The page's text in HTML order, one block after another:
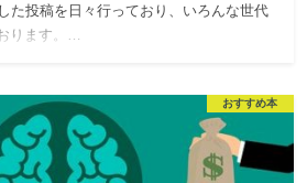
た投稿を日々行っており、いろんな世代
ります。…
おすすめ本